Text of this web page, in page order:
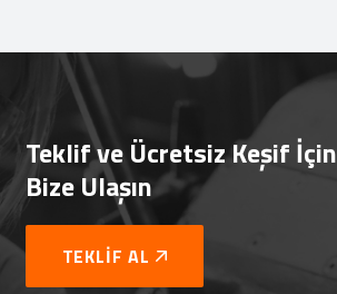
Teklif ve Ücretsiz Keşif İçin
Bize Ulaşın
TEKLİF AL